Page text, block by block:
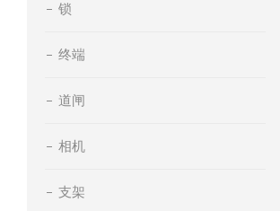
锁
终端
道闸
相机
支架